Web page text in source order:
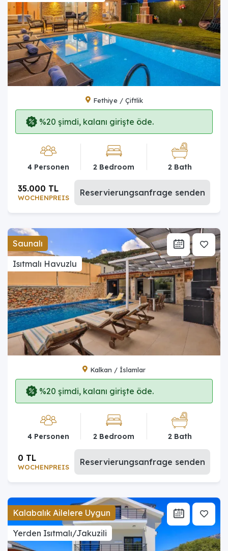
Fethiye / Çiftlik
%20 şimdi, kalanı girişte öde.
4 Personen 2 Bedroom 2 Bath
WOCHENPREIS
35.000 TL Reservierungsanfrage senden
Saunalı
Isıtmalı Havuzlu
Kalkan / İslamlar
%20 şimdi, kalanı girişte öde.
4 Personen 2 Bedroom 2 Bath
WOCHENPREIS
0 TL Reservierungsanfrage senden
Kalabalık Ailelere Uygun
Yerden Isıtmalı/Jakuzili